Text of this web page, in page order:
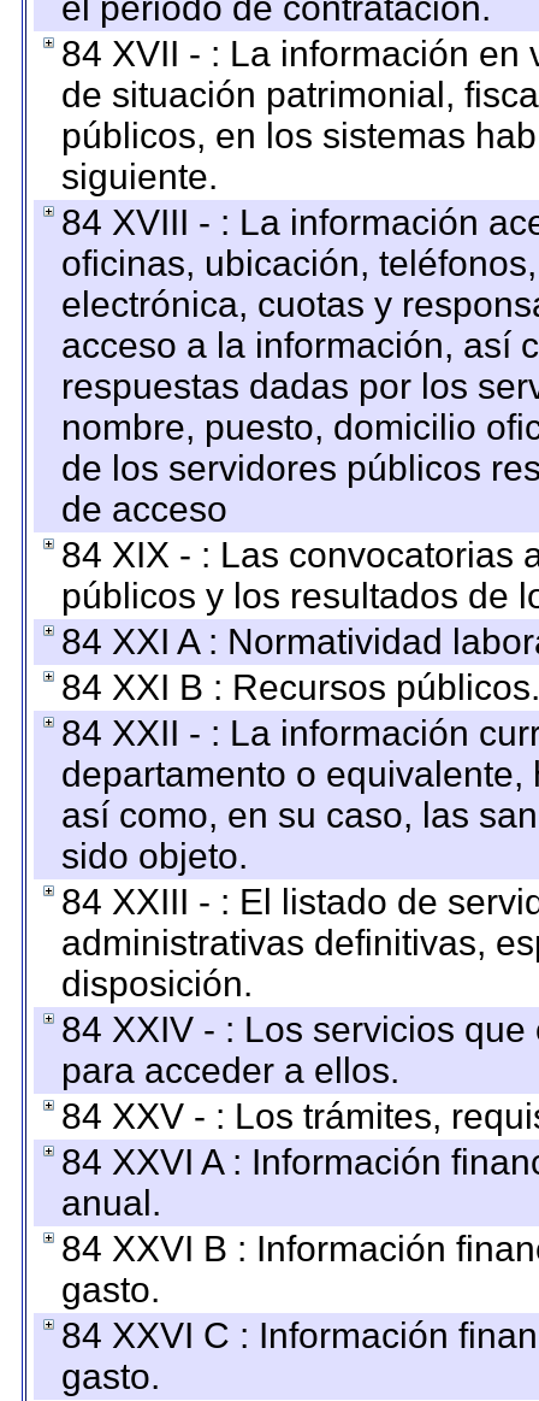
84 XVII - : La información
de situación patrimonial,
públicos, en los sistemas
siguiente.
84 XVIII - : La información
oficinas, ubicación,
electrónica, cuotas y
acceso a la información, así
respuestas dadas por los
nombre, puesto, domicilio
de los servidores públicos
de acceso
84 XIX - : Las convocatorias
públicos y los resultados de
84 XXI A : Normatividad
84 XXI B : Recursos públicos.
84 XXII - : La información
departamento o
así como, en su caso, las
sido objeto.
84 XXIII - : El listado de
administrativas definitivas,
disposición.
84 XXIV - : Los servicios
para acceder a ellos.
84 XXV - : Los trámites,
84 XXVI A : Información
anual.
84 XXVI B : Información
gasto.
84 XXVI C : Información
gasto.